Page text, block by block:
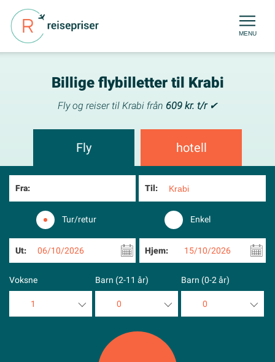
MENU
Billige flybilletter til Krabi
Fly og reiser til Krabi från 609 kr. t/r✔
Fly hotell
Fra: Til:
Tur/retur Enkel
Ut: 06/10/2026 Hjem: 15/10/2026
Voksne
1
Barn (2-11 år)
0
Barn (0-2 år)
0